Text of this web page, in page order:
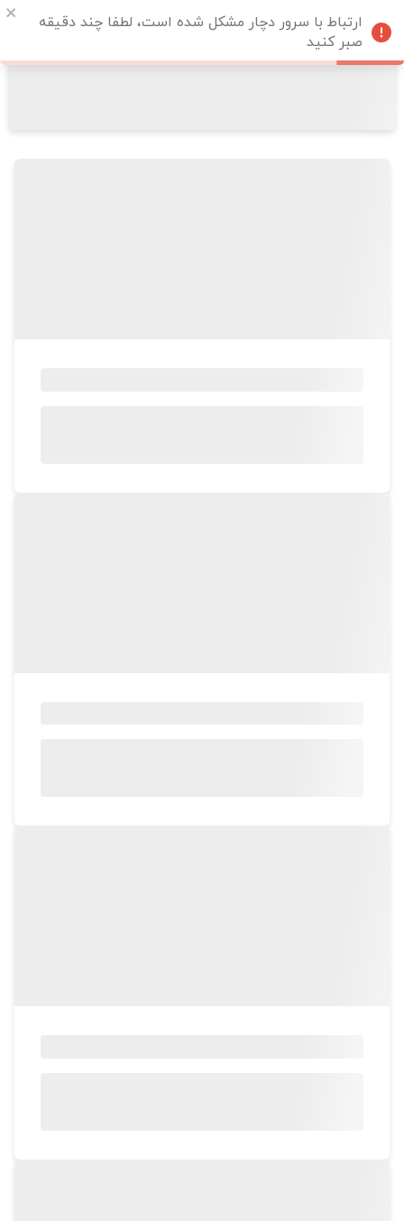
ارتباط با سرور دچار مشکل شده است، لطفا چند دقیقه
صبر کنید